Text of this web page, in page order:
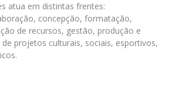
atua em distintas frentes:
concepção, formatação,
de recursos, gestão, produção e
projetos culturais, sociais, esportivos,